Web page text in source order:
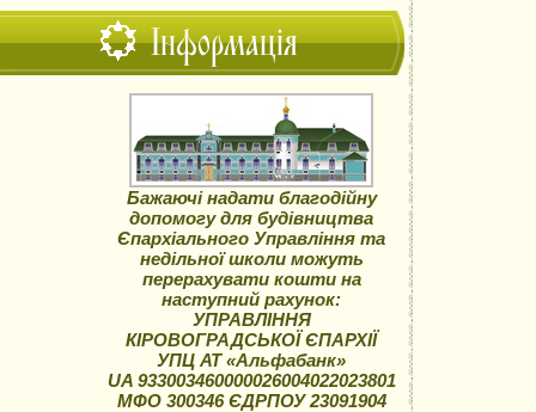
Інформація
Бажаючі надати благодійну
допомогу для будівництва
Єпархіального Управління та
недільної школи можуть
перерахувати кошти на
наступний рахунок:
УПРАВЛІННЯ
КІРОВОГРАДСЬКОЇ ЄПАРХІЇ
УПЦ АТ «Альфабанк»
UA 933003460000026004022023801
МФО 300346 ЄДРПОУ 23091904